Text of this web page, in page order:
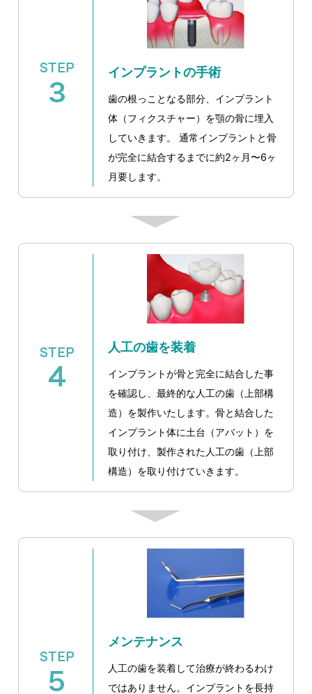
インプラントの手術
歯の根っことなる部分、インプラント
体（フィクスチャー）を顎の骨に埋入
していきます。 通常インプラントと骨
が完全に結合するまでに約2ヶ月〜6ヶ
月要します。
人工の歯を装着
インプラントが骨と完全に結合した事
を確認し、最終的な人工の歯（上部構
造）を製作いたします。骨と結合した
インプラント体に土台（アバット）を
取り付け、製作された人工の歯（上部
構造）を取り付けていきます。
メンテナンス
人工の歯を装着して治療が終わるわけ
ではありません。インプラントを長持